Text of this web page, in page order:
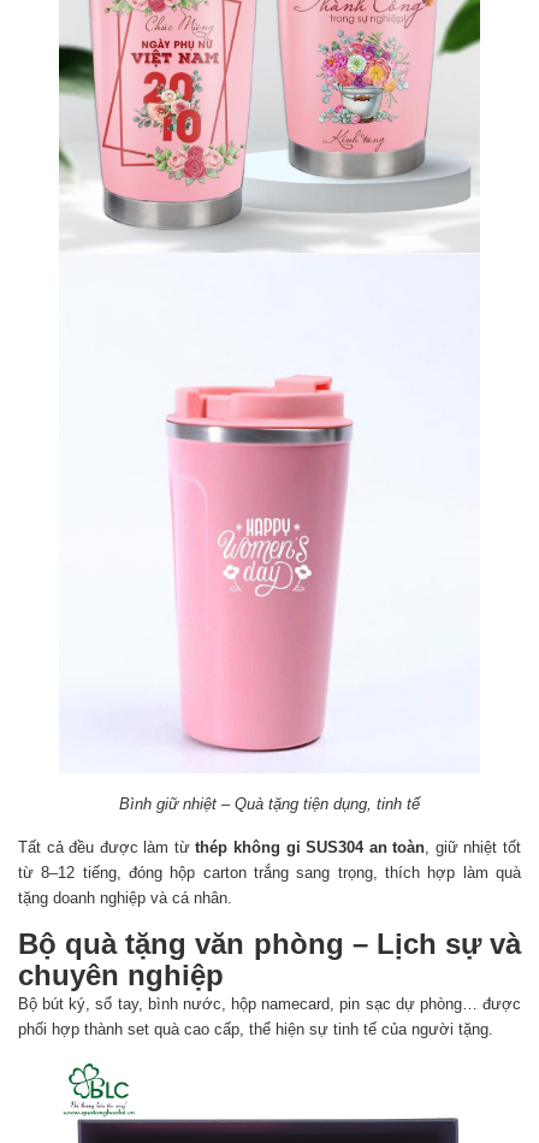
Bình giữ nhiệt – Quà tặng tiện dụng, tinh tế
Tất cả đều được làm từthép không gỉ SUS304 an toàn, giữ nhiệt tốt
từ 8–12 tiếng, đóng hộp carton trắng sang trọng, thích hợp làm quà
tặng doanh nghiệp và cá nhân.
Bộ quà tặng văn phòng – Lịch sự và
chuyên nghiệp
Bộ bút ký, sổ tay, bình nước, hộp namecard, pin sạc dự phòng… được
phối hợp thành set quà cao cấp, thể hiện sự tinh tế của người tặng.